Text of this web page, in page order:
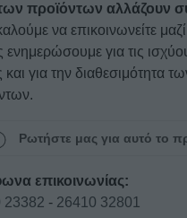
των προϊόντων αλλάζουν
να επικοινωνείτε
ενημερώσουμε για τις
για την διαθεσιμότητα
Ρωτήστε μας για αυτό το
επικοινωνίας:
23382 - 26410 32801